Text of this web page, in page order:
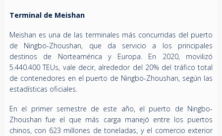
Terminal de Meishan
Meishan es una de las terminales más concurridas del puerto
de Ningbo-Zhoushan, que da servicio a los principales
destinos de Norteamérica y Europa. En 2020, movilizó
5.440.400 TEUs, vale decir, alrededor del 20% del tráfico total
de contenedores en el puerto de Ningbo-Zhoushan, según las
estadísticas oficiales.
En el primer semestre de este año, el puerto de Ningbo-
Zhoushan fue el que más carga manejó entre los puertos
chinos, con 623 millones de toneladas, y el comercio exterior